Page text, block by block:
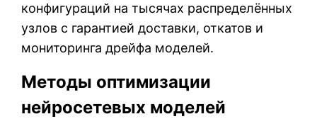
конфигураций на тысячах распределённых
узлов с гарантией доставки, откатов и
мониторинга дрейфа моделей.
Методы оптимизации
нейросетевых моделей